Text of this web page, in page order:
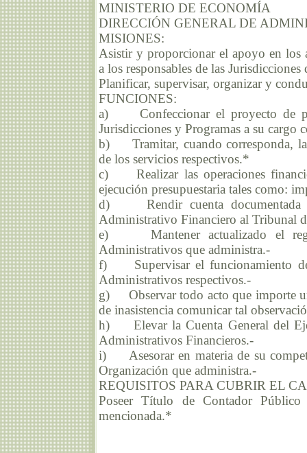
MINISTERIO DE ECONOMÍA
DIRECCIÓN GENERAL DE
MISIONES:
Asistir y proporcionar el apoyo en los
a los responsables de las
Planificar, supervisar, organizar y
FUNCIONES:
a) Confeccionar el proyecto de
Jurisdicciones y Programas a su
b) Tramitar, cuando corresponda, las
de los servicios respectivos.*
c) Realizar las operaciones
ejecución presupuestaria tales como:
d) Rendir cuenta documentada
Administrativo Financiero al Tribunal
e) Mantener actualizado el
Administrativos que administra.-
f) Supervisar el funcionamiento de
Administrativos respectivos.-
g) Observar todo acto que importe
de inasistencia comunicar tal
h) Elevar la Cuenta General del
Administrativos Financieros.-
i) Asesorar en materia de su
Organización que administra.-
REQUISITOS PARA CUBRIR EL
Poseer Título de Contador
mencionada.*